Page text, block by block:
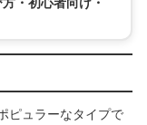
ピュラーなタイプで